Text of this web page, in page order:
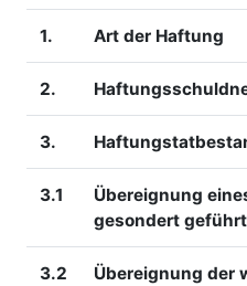
1. Art der Haftung
2.
3.
3.1
Übereignung
gesondert
3.2
Übereignung der